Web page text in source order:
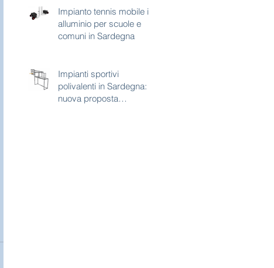
Impianto tennis mobile in
alluminio per scuole e
comuni in Sardegna
Impianti sportivi
polivalenti in Sardegna:
nuova proposta